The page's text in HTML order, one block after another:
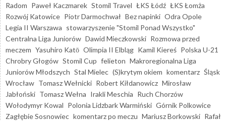
Radom Paweł Kaczmarek Stomil Travel ŁKS Łódź ŁKS Łomża
Rozwój Katowice Piotr Darmochwał Bez napinki Odra Opole
Legia II Warszawa stowarzyszenie "Stomil Ponad Wszystko"
Centralna Liga Juniorów Dawid Mieczkowski Rozmowa przed
meczem Yasuhiro Katō Olimpia II Elbląg Kamil Kiereś Polska U-21
Chrobry Głogów Stomil Cup felieton Makroregionalna Liga
Juniorów Młodszych Stal Mielec (S)krytym okiem komentarz Śląsk
Wrocław Tomasz Wełnicki Robert Kiłdanowicz Mirosław
Jabłoński Tomasz Wełna Irakli Meschia Ruch Chorzów
Wołodymyr Kowal Polonia Lidzbark Warmiński Górnik Polkowice
Zagłębie Sosnowiec komentarz po meczu Mariusz Borkowski Rafał